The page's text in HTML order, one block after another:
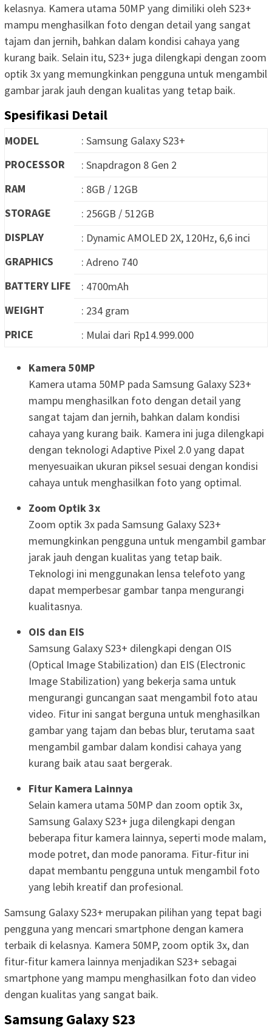
kelasnya. Kamera utama 50MP yang dimiliki oleh S23+
mampu menghasilkan foto dengan detail yang sangat
tajam dan jernih, bahkan dalam kondisi cahaya yang
kurang baik. Selain itu, S23+ juga dilengkapi dengan zoom
optik 3x yang memungkinkan pengguna untuk mengambil
gambar jarak jauh dengan kualitas yang tetap baik.
Spesifikasi Detail
MODEL
: Samsung Galaxy S23+
PROCESSOR
: Snapdragon 8 Gen 2
RAM
: 8GB / 12GB
STORAGE
: 256GB / 512GB
DISPLAY
: Dynamic AMOLED 2X, 120Hz, 6,6 inci
GRAPHICS
: Adreno 740
BATTERY LIFE
: 4700mAh
WEIGHT
: 234 gram
PRICE
: Mulai dari Rp14.999.000
Kamera 50MP
Kamera utama 50MP pada Samsung Galaxy S23+
mampu menghasilkan foto dengan detail yang
sangat tajam dan jernih, bahkan dalam kondisi
cahaya yang kurang baik. Kamera ini juga dilengkapi
dengan teknologi Adaptive Pixel 2.0 yang dapat
menyesuaikan ukuran piksel sesuai dengan kondisi
cahaya untuk menghasilkan foto yang optimal.
Zoom Optik 3x
Zoom optik 3x pada Samsung Galaxy S23+
memungkinkan pengguna untuk mengambil gambar
jarak jauh dengan kualitas yang tetap baik.
Teknologi ini menggunakan lensa telefoto yang
dapat memperbesar gambar tanpa mengurangi
kualitasnya.
OIS dan EIS
Samsung Galaxy S23+ dilengkapi dengan OIS
(Optical Image Stabilization) dan EIS (Electronic
Image Stabilization) yang bekerja sama untuk
mengurangi guncangan saat mengambil foto atau
video. Fitur ini sangat berguna untuk menghasilkan
gambar yang tajam dan bebas blur, terutama saat
mengambil gambar dalam kondisi cahaya yang
kurang baik atau saat bergerak.
Fitur Kamera Lainnya
Selain kamera utama 50MP dan zoom optik 3x,
Samsung Galaxy S23+ juga dilengkapi dengan
beberapa fitur kamera lainnya, seperti mode malam,
mode potret, dan mode panorama. Fitur-fitur ini
dapat membantu pengguna untuk mengambil foto
yang lebih kreatif dan profesional.
Samsung Galaxy S23+ merupakan pilihan yang tepat bagi
pengguna yang mencari smartphone dengan kamera
terbaik di kelasnya. Kamera 50MP, zoom optik 3x, dan
fitur-fitur kamera lainnya menjadikan S23+ sebagai
smartphone yang mampu menghasilkan foto dan video
dengan kualitas yang sangat baik.
Samsung Galaxy S23